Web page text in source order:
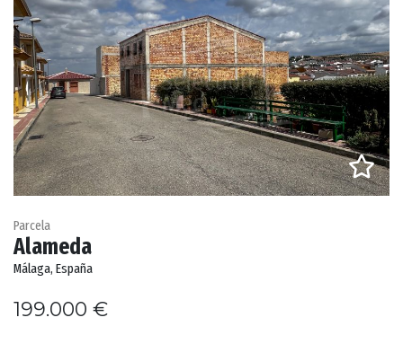
Parcela
Alameda
Málaga, España
199.000 €